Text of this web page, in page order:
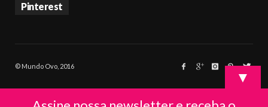
Pinterest
© Mundo Ovo, 2016
▼